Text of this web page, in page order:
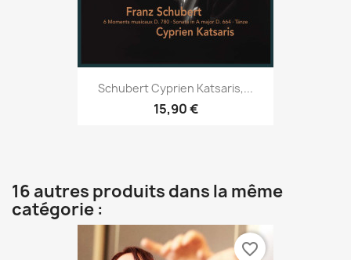
Schubert Cyprien Katsaris,...
15,90 €
16 autres produits dans la même
catégorie :
favorite_border